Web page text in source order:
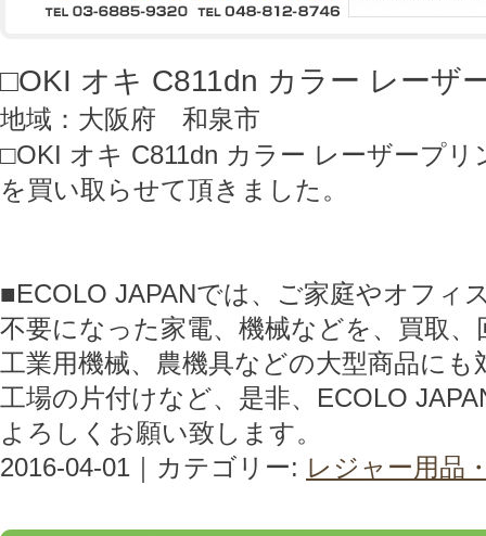
□OKI オキ C811dn カラー レーザ
地域：大阪府 和泉市
□OKI オキ C811dn カラー レーザープリ
を買い取らせて頂きました。
■ECOLO JAPANでは、ご家庭やオフィ
不要になった家電、機械などを、買取
工業用機械、農機具などの大型商品にも
工場の片付けなど、是非、ECOLO
よろしくお願い致します。
2016-04-01｜カテゴリー: レジャー用品